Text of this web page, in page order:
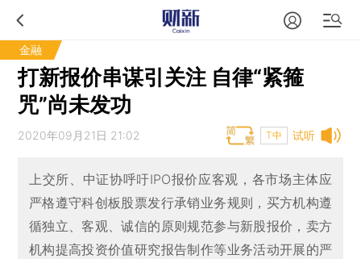
金融
打新报价串谋引关注 自律“紧箍
咒”尚未发功
试听
2020年09月21日 21:02 T中
上交所、中证协呼吁IPO报价应客观，各市场主体应
严格遵守科创板股票发行承销业务规则，买方机构遵
循独立、客观、诚信的原则规范参与新股报价，卖方
机构提高投资价值研究报告制作等业务活动开展的严